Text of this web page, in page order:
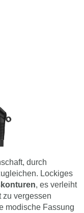
durch
Lockiges
, es verleiht
zu vergessen
modische Fassung